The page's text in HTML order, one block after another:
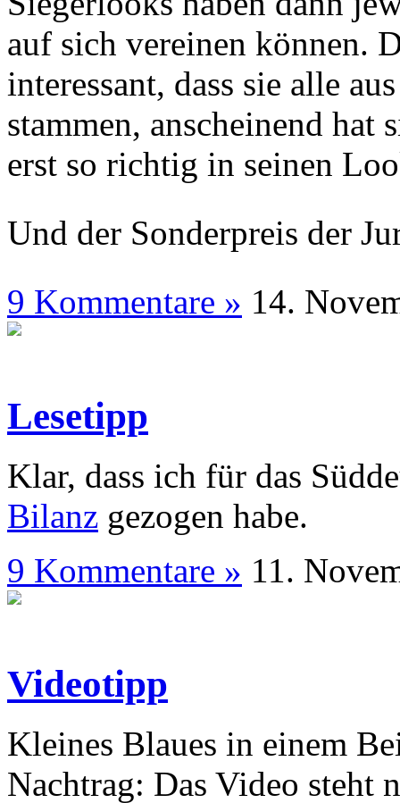
auf sich vereinen können.
interessant, dass sie alle
stammen, anscheinend hat
erst so richtig in seinen
Und der Sonderpreis der
9 Kommentare » 14.
Lesetipp
Klar, dass ich für das
Bilanz gezogen habe.
9 Kommentare » 11.
Videotipp
Kleines Blaues in einem
Nachtrag: Das Video steht